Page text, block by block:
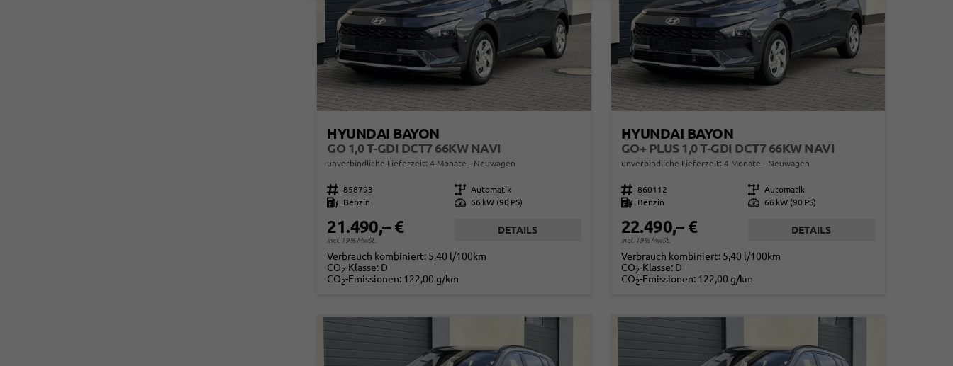
HYUNDAI BAYON
GO 1,0 T-GDI DCT7 66KW NAVI
unverbindliche Lieferzeit:4 Monate Neuwagen
Fahrzeugnr. 858793 Getriebe Automatik
Kraftstoff
Benzin Leistung 66 kW (90 PS)
21.490,– €
incl. 19% MwSt.
DETAILS
Verbrauch kombiniert: 5,40 l/100km
CO2-Klasse: D
CO2-Emissionen: 122,00 g/km
HYUNDAI BAYON
GO+ PLUS 1,0 T-GDI DCT7 66KW NAVI
unverbindliche Lieferzeit: 4 Monate Neuwagen
Fahrzeugnr. 860112 Getriebe Automatik
Kraftstoff
Benzin Leistung 66 kW (90 PS)
22.490,– €
incl. 19% MwSt.
DETAILS
Verbrauch kombiniert: 5,40 l/100km
CO2-Klasse: D
CO2-Emissionen: 122,00 g/km